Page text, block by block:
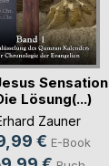
Sensation
Lösung(...)
Zauner
€ E-Book